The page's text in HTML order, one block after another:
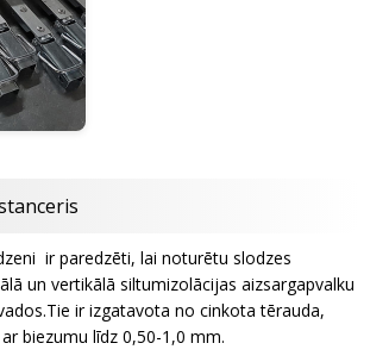
ir paredzēti, lai noturētu slodzes
un vertikālā siltumizolācijas aizsargapvalku
ir izgatavota no cinkota tērauda,
biezumu līdz 0,50-1,0 mm.